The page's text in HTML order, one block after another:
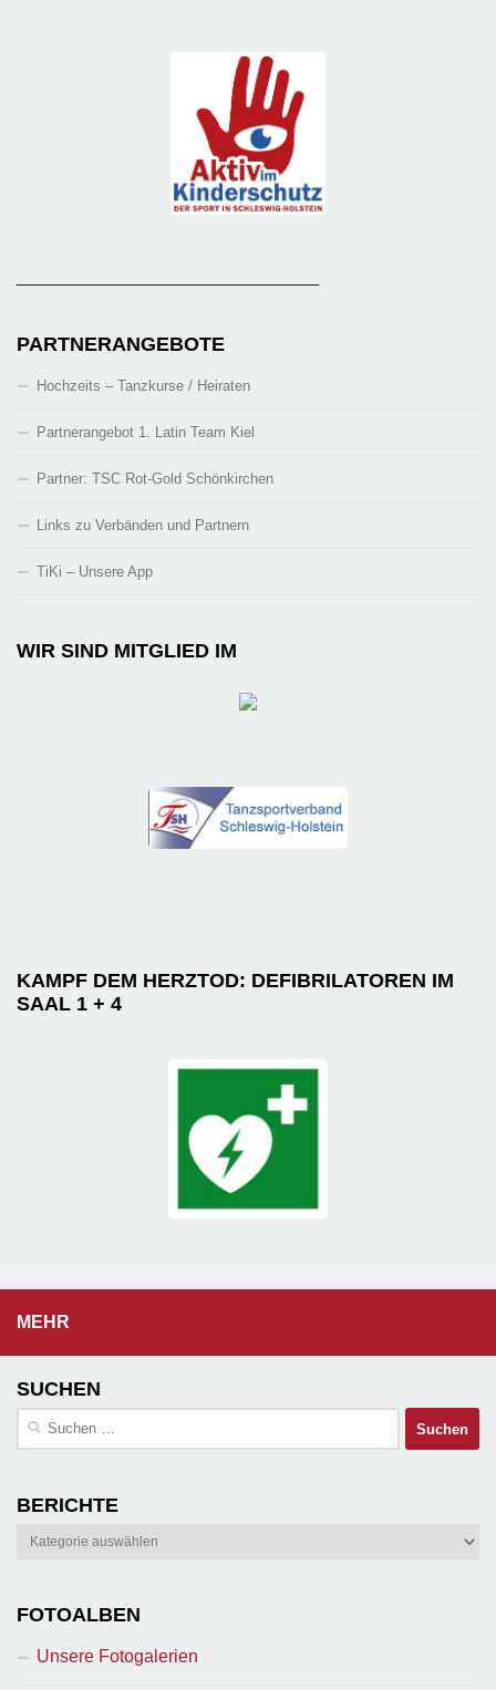
PARTNERANGEBOTE
Hochzeits – Tanzkurse / Heiraten
Partnerangebot 1. Latin Team Kiel
Partner: TSC Rot-Gold Schönkirchen
Links zu Verbänden und Partnern
TiKi – Unsere App
WIR SIND MITGLIED IM
KAMPF DEM HERZTOD: DEFIBRILATOREN IM
SAAL 1 + 4
MEHR
SUCHEN
Suchen
BERICHTE
Berichte
FOTOALBEN
Unsere Fotogalerien